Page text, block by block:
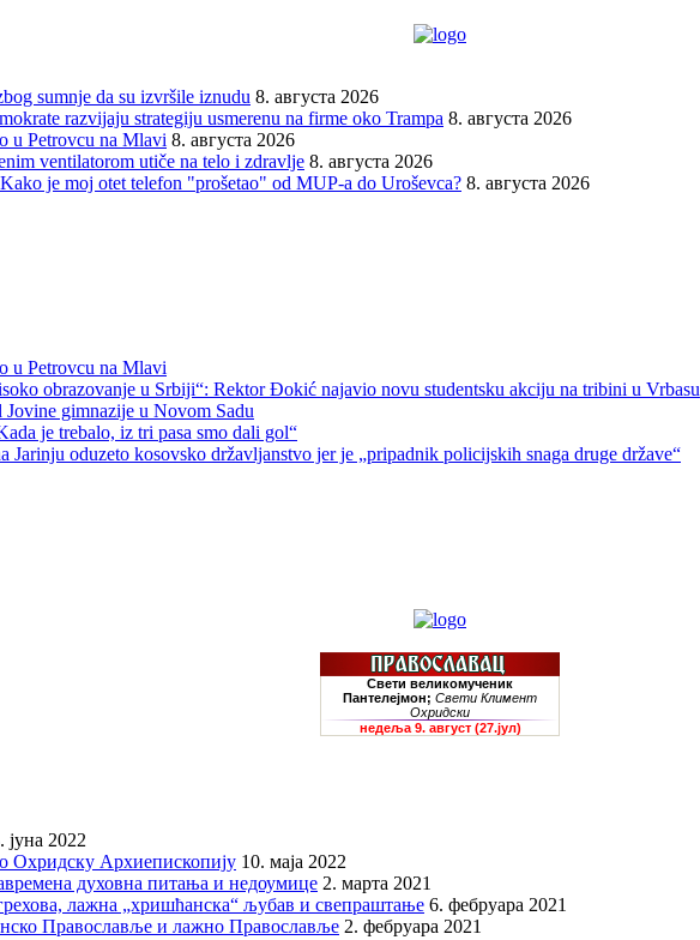
sumnje da su izvršile iznudu 8. августа 2026
razvijaju strategiju usmerenu na firme oko Trampa 8. августа 2026
u Petrovcu na Mlavi 8. августа 2026
ventilatorom utiče na telo i zdravlje 8. августа 2026
je moj otet telefon "prošetao" od MUP-a do Uroševca? 8. августа 2026
u Petrovcu na Mlavi
obrazovanje u Srbiji“: Rektor Đokić najavio novu studentsku akciju na tribini u Vrbasu
Jovine gimnazije u Novom Sadu
je trebalo, iz tri pasa smo dali gol“
Jarinju oduzeto kosovsko državljanstvo jer je „pripadnik policijskih snaga druge države“
јуна 2022
Охридску Архиепископију 10. маја 2022
духовна питања и недоумице 2. марта 2021
лажна „хришћанска“ љубав и свепраштање 6. фебруара 2021
Православље и лажно Православље 2. фебруара 2021